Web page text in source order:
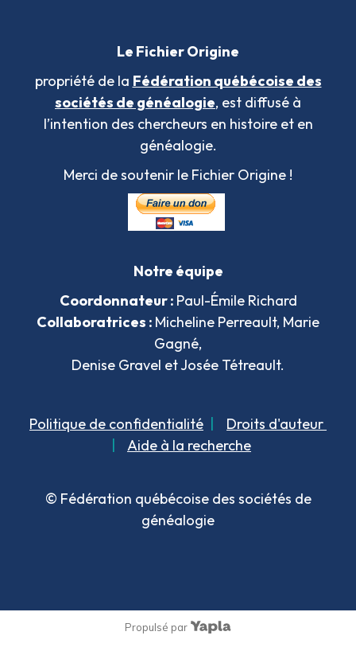
Le Fichier Origine
propriété de la Fédération québécoise des
sociétés de généalogie, est diffusé à
l’intention des chercheurs en histoire et en
généalogie.
Merci de soutenir le Fichier Origine !
Notre équipe
Coordonnateur : Paul-Émile Richard
Collaboratrices : Micheline Perreault, Marie
Gagné,
Denise Gravel et Josée Tétreault.
Politique de confidentialité
Droits d'auteur
Aide à la recherche
© Fédération québécoise des sociétés de
généalogie
Propulsé par